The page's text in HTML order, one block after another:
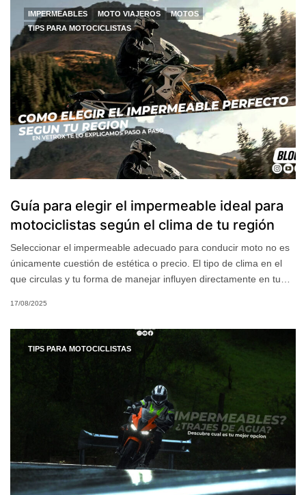
IMPERMEABLES MOTO VIAJEROS
MOTOS
TIPS PARA MOTOCICLISTAS
Guía para elegir el impermeable ideal para
motociclistas según el clima de tu región
Seleccionar el impermeable adecuado para conducir moto no es
únicamente cuestión de estética o precio. El tipo de clima en el
que circulas y tu forma de manejar influyen directamente en tu…
17/08/2025
TIPS PARA MOTOCICLISTAS